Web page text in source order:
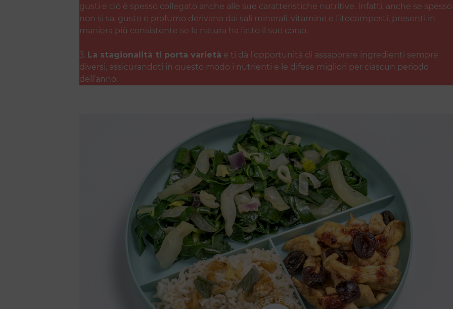
gusti e ciò è spesso collegato anche alle sue caratteristiche nutritive. Infatti, anche se spesso
non si sa, gusto e profumo derivano dai sali minerali, vitamine e fitocomposti, presenti in
maniera più consistente se la natura ha fatto il suo corso.
3. La stagionalità ti porta varietà e ti dà l’opportunità di assaporare ingredienti sempre
diversi, assicurandoti in questo modo i nutrienti e le difese migliori per ciascun periodo
dell’anno.